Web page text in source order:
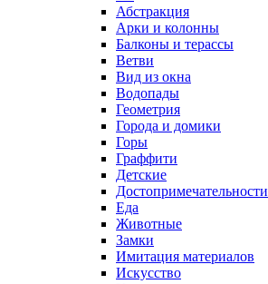
Абстракция
Арки и колонны
Балконы и терассы
Ветви
Вид из окна
Водопады
Геометрия
Города и домики
Горы
Граффити
Детские
Достопримечательности
Еда
Животные
Замки
Имитация материалов
Искусство